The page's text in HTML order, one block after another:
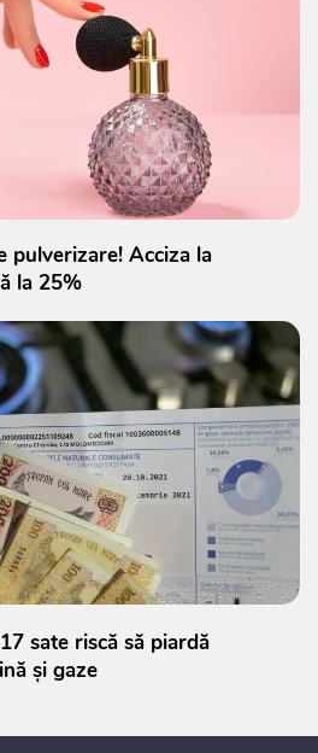
pulverizare! Acciza la
la 25%
sate riscă să piardă
și gaze